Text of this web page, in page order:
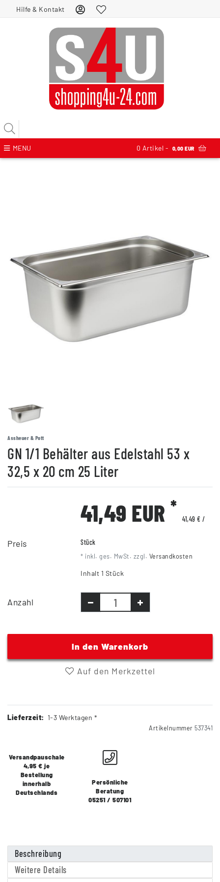
Hilfe & Kontakt
MENU 0 Artikel - 0,00 EUR
Assheuer & Pott
GN 1/1 Behälter aus Edelstahl 53 x
32,5 x 20 cm 25 Liter
Preis
41,49 EUR*
41,49 € /
Stück
* inkl. ges. MwSt. zzgl. Versandkosten
Inhalt 1 Stück
Anzahl
In den Warenkorb
Auf den Merkzettel
Lieferzeit: 1-3 Werktagen *
Artikelnummer 537341
Versandpauschale
4,95 € je
Bestellung
innerhalb
Deutschlands
Persönliche
Beratung
05251 / 507101
Beschreibung
Weitere Details